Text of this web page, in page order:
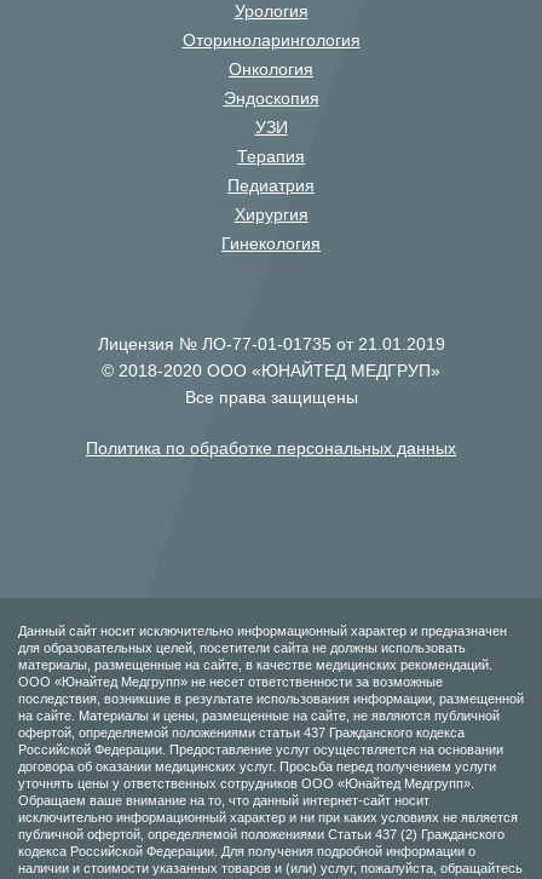
Урология
Оториноларингология
Онкология
Эндоскопия
УЗИ
Терапия
Педиатрия
Хирургия
Гинекология
Лицензия № ЛО-77-01-01735 от 21.01.2019
© 2018-2020 ООО «ЮНАЙТЕД МЕДГРУП»
Все права защищены
Политика по обработке персональных данных
Данный сайт носит исключительно информационный характер и предназначен
для образовательных целей, посетители сайта не должны использовать
материалы, размещенные на сайте, в качестве медицинских рекомендаций.
ООО «Юнайтед Медгрупп» не несет ответственности за возможные
последствия, возникшие в результате использования информации, размещенной
на сайте. Материалы и цены, размещенные на сайте, не являются публичной
офертой, определяемой положениями статьи 437 Гражданского кодекса
Российской Федерации. Предоставление услуг осуществляется на основании
договора об оказании медицинских услуг. Просьба перед получением услуги
уточнять цены у ответственных сотрудников ООО «Юнайтед Медгрупп».
Обращаем ваше внимание на то, что данный интернет-сайт носит
исключительно информационный характер и ни при каких условиях не является
публичной офертой, определяемой положениями Статьи 437 (2) Гражданского
кодекса Российской Федерации. Для получения подробной информации о
наличии и стоимости указанных товаров и (или) услуг, пожалуйста, обращайтесь